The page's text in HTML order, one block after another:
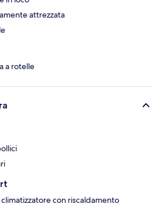
attrezzata
a rotelle
con riscaldamento